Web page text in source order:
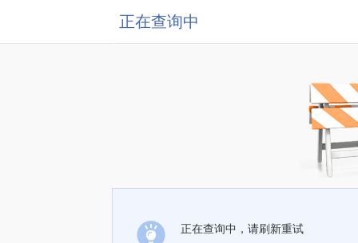
正在查询中
正在查询中，请刷新重试